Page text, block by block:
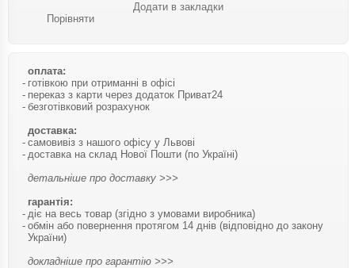
Порівняти
Додати в закладки
оплата:
готівкою при отриманні в офісі
переказ з карти через додаток Приват24
безготівковий розрахунок
доставка:
самовивіз з нашого офісу у Львові
доставка на склад Нової Пошти (по Україні)
детальніше про доставку >>>
гарантія:
діє на весь товар (згідно з умовами виробника)
обмін або повернення протягом 14 днів (відповідно до закону
України)
докладніше про гарантію >>>